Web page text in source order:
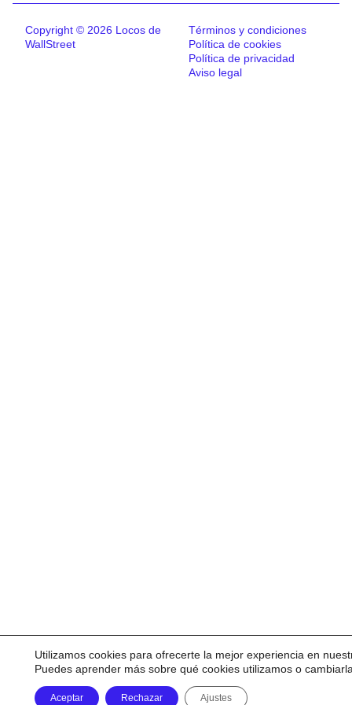
Copyright © 2026 Locos de
WallStreet
Términos y condiciones
Política de cookies
Política de privacidad
Aviso legal
Utilizamos cookies para ofrecerte la mejor experiencia en
Puedes aprender más sobre qué cookies utilizamos o
Aceptar Rechazar Ajustes